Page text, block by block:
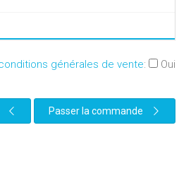
générales de vente: Oui
Passer la commande